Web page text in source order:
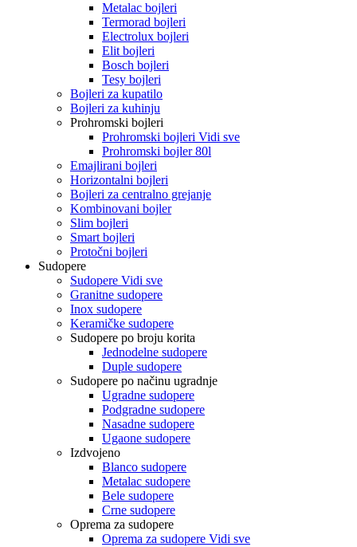
Metalac bojleri
Termorad bojleri
Electrolux bojleri
Elit bojleri
Bosch bojleri
Tesy bojleri
Bojleri za kupatilo
Bojleri za kuhinju
Prohromski bojleri
Prohromski bojleri Vidi sve
Prohromski bojler 80l
Emajlirani bojleri
Horizontalni bojleri
Bojleri za centralno grejanje
Kombinovani bojler
Slim bojleri
Smart bojleri
Protočni bojleri
Sudopere
Sudopere Vidi sve
Granitne sudopere
Inox sudopere
Keramičke sudopere
Sudopere po broju korita
Jednodelne sudopere
Duple sudopere
Sudopere po načinu ugradnje
Ugradne sudopere
Podgradne sudopere
Nasadne sudopere
Ugaone sudopere
Izdvojeno
Blanco sudopere
Metalac sudopere
Bele sudopere
Crne sudopere
Oprema za sudopere
Oprema za sudopere Vidi sve